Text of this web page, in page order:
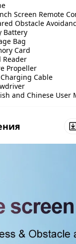
Screen Remote
Obstacle
Battery
Bag
Card
Reader
Propeller
Charging Cable
and Chinese User